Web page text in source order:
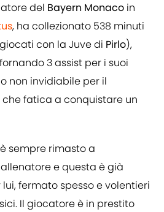
del Bayern Monaco in
, ha collezionato 538 minuti
con la Juve di Pirlo),
3 assist per i suoi
non invidiabile per il
fatica a conquistare un
sempre rimasto a
e questa è già
fermato spesso e volentieri
Il giocatore è in prestito